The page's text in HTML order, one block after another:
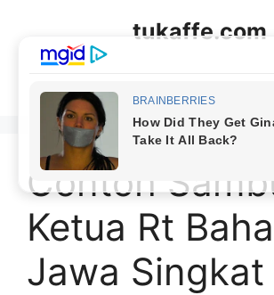
tukaffe.com
Contoh
Ketua Rt
Jawa Singkat